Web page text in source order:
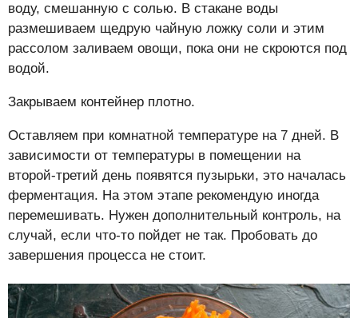
воду, смешанную с солью. В стакане воды
размешиваем щедрую чайную ложку соли и этим
рассолом заливаем овощи, пока они не скроются под
водой.
Закрываем контейнер плотно.
Оставляем при комнатной температуре на 7 дней. В
зависимости от температуры в помещении на
второй-третий день появятся пузырьки, это началась
ферментация. На этом этапе рекомендую иногда
перемешивать. Нужен дополнительный контроль, на
случай, если что-то пойдет не так. Пробовать до
завершения процесса не стоит.